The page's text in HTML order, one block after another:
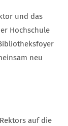
und das
Hochschule
neu
auf die